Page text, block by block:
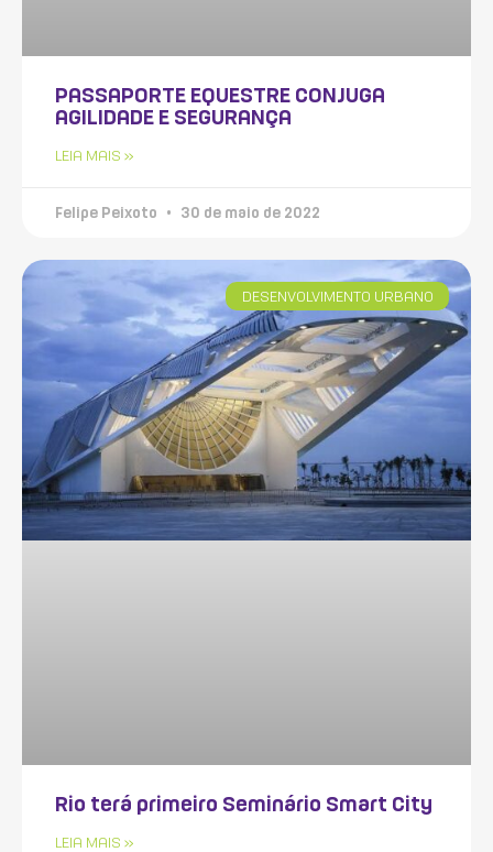
PASSAPORTE EQUESTRE CONJUGA
AGILIDADE E SEGURANÇA
LEIA MAIS »
Felipe Peixoto 30 de maio de 2022
DESENVOLVIMENTO URBANO
Rio terá primeiro Seminário Smart City
LEIA MAIS »